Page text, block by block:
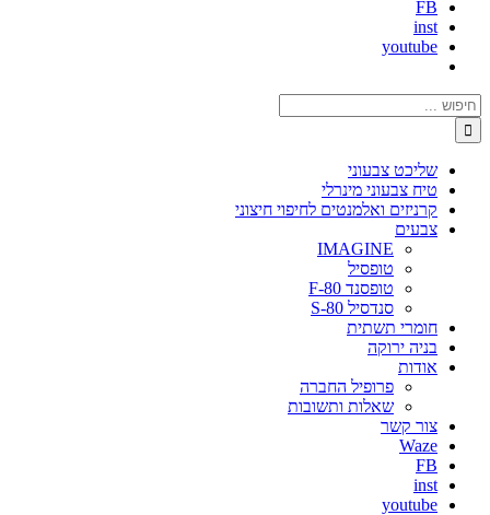
FB
inst
youtube
חיפוש...
שליכט צבעוני
טיח צבעוני מינרלי
קרניזים ואלמנטים לחיפוי חיצוני
צבעים
IMAGINE
טופסיל
טופסנד F-80
סנדסיל S-80
חומרי תשתית
בניה ירוקה
אודות
פרופיל החברה
שאלות ותשובות
צור קשר
Waze
FB
inst
youtube